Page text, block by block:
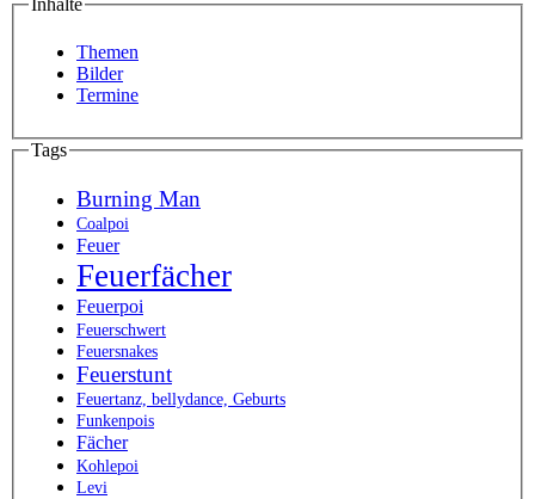
Inhalte
Themen
Bilder
Termine
Tags
Burning Man
Coalpoi
Feuer
Feuerfächer
Feuerpoi
Feuerschwert
Feuersnakes
Feuerstunt
Feuertanz, bellydance, Geburts
Funkenpois
Fächer
Kohlepoi
Levi